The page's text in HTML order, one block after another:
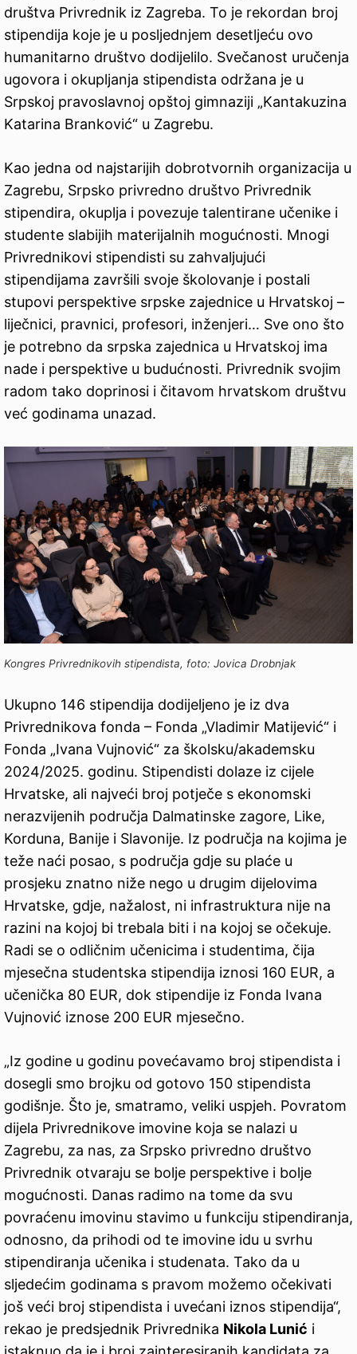
društva Privrednik iz Zagreba. To je rekordan broj
stipendija koje je u posljednjem desetljeću ovo
humanitarno društvo dodijelilo. Svečanost uručenja
ugovora i okupljanja stipendista održana je u
Srpskoj pravoslavnoj opštoj gimnaziji „Kantakuzina
Katarina Branković“ u Zagrebu.
Kao jedna od najstarijih dobrotvornih organizacija u
Zagrebu, Srpsko privredno društvo Privrednik
stipendira, okuplja i povezuje talentirane učenike i
studente slabijih materijalnih mogućnosti. Mnogi
Privrednikovi stipendisti su zahvaljujući
stipendijama završili svoje školovanje i postali
stupovi perspektive srpske zajednice u Hrvatskoj –
liječnici, pravnici, profesori, inženjeri… Sve ono što
je potrebno da srpska zajednica u Hrvatskoj ima
nade i perspektive u budućnosti. Privrednik svojim
radom tako doprinosi i čitavom hrvatskom društvu
već godinama unazad.
Kongres Privrednikovih stipendista, foto: Jovica Drobnjak
Ukupno 146 stipendija dodijeljeno je iz dva
Privrednikova fonda – Fonda „Vladimir Matijević“ i
Fonda „Ivana Vujnović“ za školsku/akademsku
2024/2025. godinu. Stipendisti dolaze iz cijele
Hrvatske, ali najveći broj potječe s ekonomski
nerazvijenih područja Dalmatinske zagore, Like,
Korduna, Banije i Slavonije. Iz područja na kojima je
teže naći posao, s područja gdje su plaće u
prosjeku znatno niže nego u drugim dijelovima
Hrvatske, gdje, nažalost, ni infrastruktura nije na
razini na kojoj bi trebala biti i na kojoj se očekuje.
Radi se o odličnim učenicima i studentima, čija
mjesečna studentska stipendija iznosi 160 EUR, a
učenička 80 EUR, dok stipendije iz Fonda Ivana
Vujnović iznose 200 EUR mjesečno.
„Iz godine u godinu povećavamo broj stipendista i
dosegli smo brojku od gotovo 150 stipendista
godišnje. Što je, smatramo, veliki uspjeh. Povratom
dijela Privrednikove imovine koja se nalazi u
Zagrebu, za nas, za Srpsko privredno društvo
Privrednik otvaraju se bolje perspektive i bolje
mogućnosti. Danas radimo na tome da svu
povraćenu imovinu stavimo u funkciju stipendiranja,
odnosno, da prihodi od te imovine idu u svrhu
stipendiranja učenika i studenata. Tako da u
sljedećim godinama s pravom možemo očekivati
još veći broj stipendista i uvećani iznos stipendija“,
rekao je predsjednik Privrednika Nikola Lunić i